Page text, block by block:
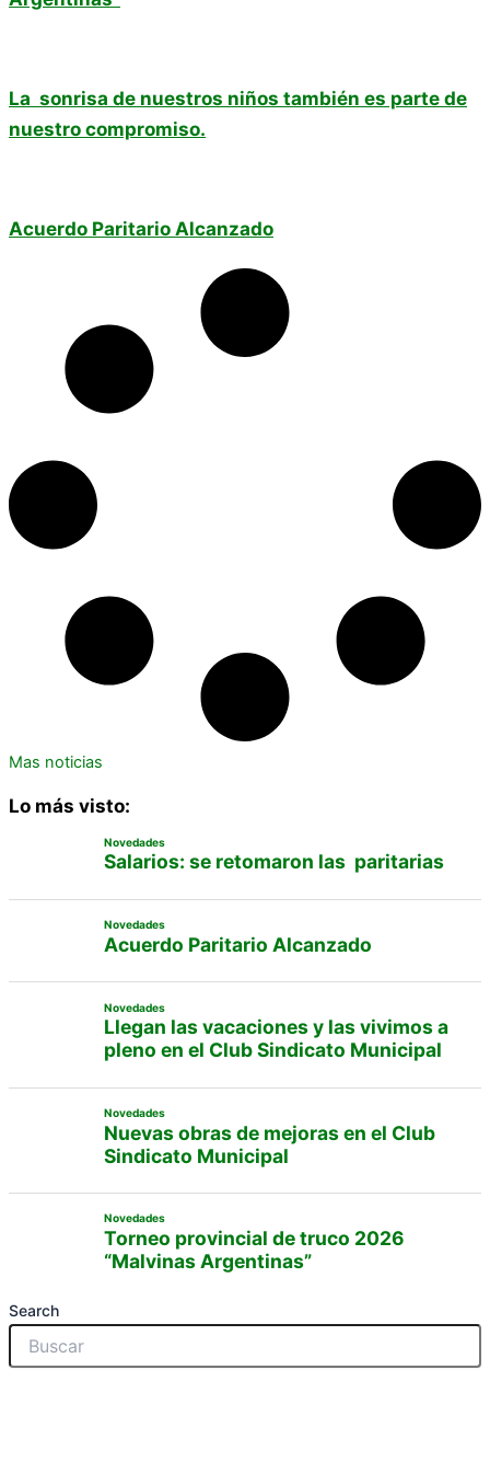
La sonrisa de nuestros niños también es parte de
nuestro compromiso.
Acuerdo Paritario Alcanzado
Mas noticias
Lo más visto:
Novedades
Salarios: se retomaron las paritarias
Novedades
Acuerdo Paritario Alcanzado
Novedades
Llegan las vacaciones y las vivimos a
pleno en el Club Sindicato Municipal
Novedades
Nuevas obras de mejoras en el Club
Sindicato Municipal
Novedades
Torneo provincial de truco 2026
“Malvinas Argentinas”
Search